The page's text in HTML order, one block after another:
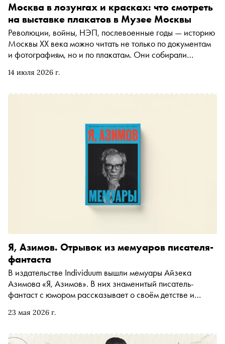
14 июля 2026 г.
Москва в лозунгах и красках: что смотреть
на выставке плакатов в Музее Москвы
Революции, войны, НЭП, послевоенные годы — историю
Москвы XX века можно читать не только по документам
и фотографиям, но и по плакатам. Они собирали
товары, звали на стадионы и объясняли горожанам, как
лозунгах и красках. Из истории московского плаката» в
агитации и образ столицы. «Сноб» выбрал сюжеты, за
которыми видна история города и страны
23 мая 2026 г.
Я, Азимов. Отрывок из мемуаров писателя-
фантаста
В издательстве Individuum вышли мемуары Айзека
Азимова «Я, Азимов». В них знаменитый писатель-
фантаст с юмором рассказывает о своём детстве и
с дочерью. «Сноб» публикует отрывок